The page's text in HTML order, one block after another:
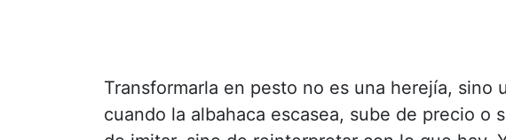
Transformarla en pesto no es una herejía, sino
cuando la albahaca escasea, sube de precio o